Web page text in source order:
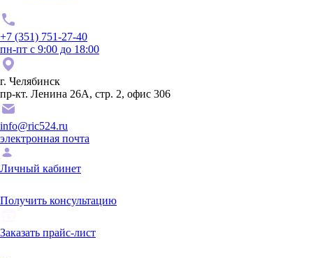
+7 (351) 751-27-40
пн-пт с 9:00 до 18:00
г. Челябинск
пр-кт. Ленина 26А, стр. 2, офис 306
info@ric524.ru
электронная почта
Личный кабинет
Получить консультацию
Заказать прайс-лист